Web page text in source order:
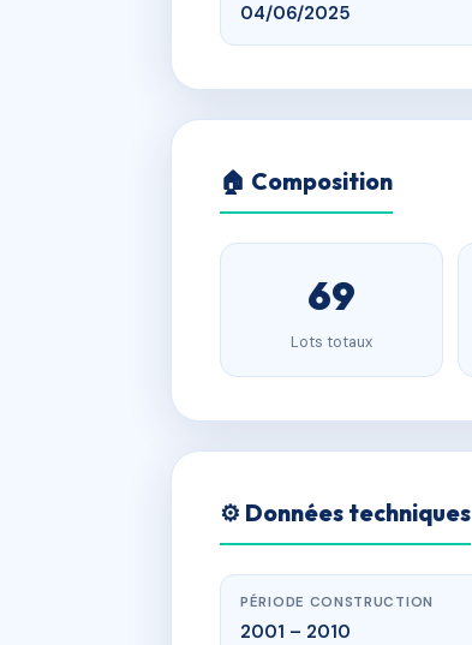
04/06/2025
🏠 Composition
69
Lots totaux
⚙️ Données techniques
PÉRIODE CONSTRUCTION
2001 – 2010